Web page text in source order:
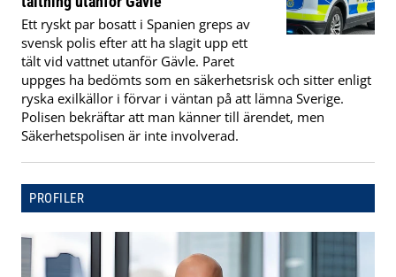
Ett ryskt par bosatt i Spanien greps av
svensk polis efter att ha slagit upp ett
tält vid vattnet utanför Gävle. Paret
uppges ha bedömts som en säkerhetsrisk och sitter enligt
ryska exilkällor i förvar i väntan på att lämna Sverige.
Polisen bekräftar att man känner till ärendet, men
Säkerhetspolisen är inte involverad.
PROFILER